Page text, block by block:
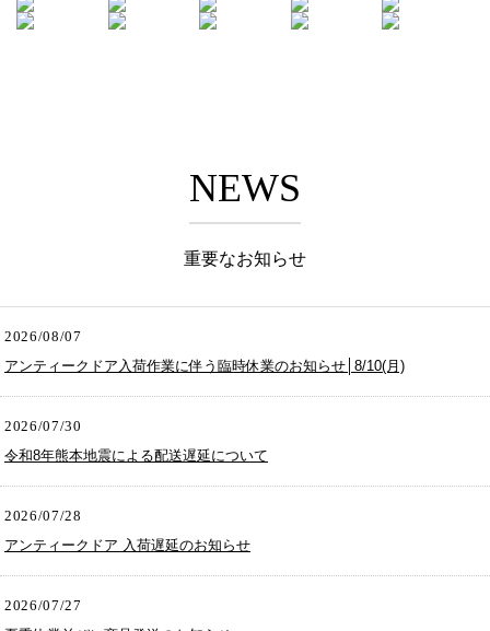
NEWS
重要なお知らせ
2026/08/07
アンティークドア入荷作業に伴う臨時休業のお知らせ│8/10(月)
2026/07/30
令和8年熊本地震による配送遅延について
2026/07/28
アンティークドア 入荷遅延のお知らせ
2026/07/27